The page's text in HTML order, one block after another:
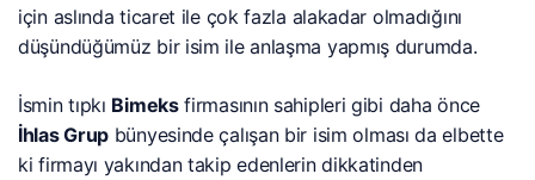
için aslında ticaret ile çok fazla alakadar olmadığını
düşündüğümüz bir isim ile anlaşma yapmış durumda.
İsmin tıpkı Bimeksfirmasının sahipleri gibi daha önce
İhlas Grup bünyesinde çalışan bir isim olması da elbette
ki firmayı yakından takip edenlerin dikkatinden